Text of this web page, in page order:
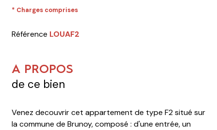
* Charges comprises
Référence LOUAF2
A PROPOS
de ce bien
Venez decouvrir cet appartement de type F2 situé sur
la commune de Brunoy, composé : d'une entrée, un